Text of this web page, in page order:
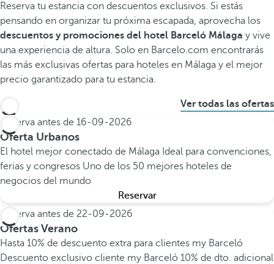
Reserva tu estancia con descuentos exclusivos. Si estás
pensando en organizar tu próxima escapada, aprovecha los
descuentos y promociones del hotel Barceló Málaga y vive
una experiencia de altura. Solo en Barcelo.com encontrarás
las más exclusivas ofertas para hoteles en Málaga y el mejor
precio garantizado para tu estancia.
Ver todas las ofertas
Reserva antes de 16-09-2026
Oferta Urbanos
El hotel mejor conectado de Málaga Ideal para convenciones,
ferias y congresos Uno de los 50 mejores hoteles de
negocios del mundo
Reservar
Reserva antes de 22-09-2026
Ofertas Verano
Hasta 10% de descuento extra para clientes my Barceló
Descuento exclusivo cliente my Barceló 10% de dto. adicional